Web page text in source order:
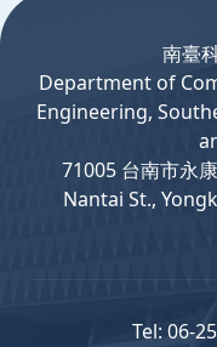
南臺
Departmentof
Engineering,
71005 台南市永
Nantai St.,
Tel: 06-